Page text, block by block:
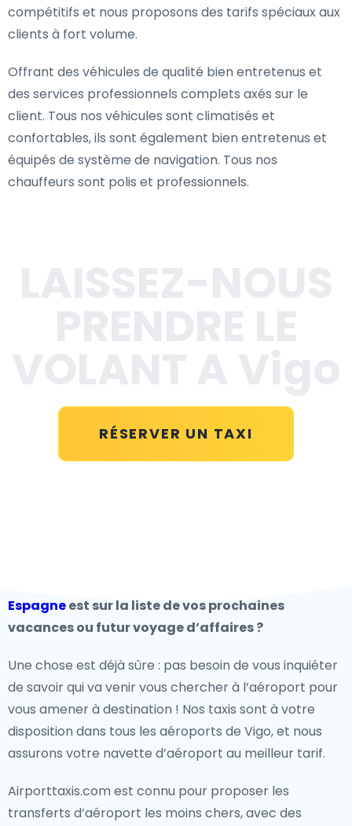
compétitifs et nous proposons des tarifs spéciaux aux
clients à fort volume.
Offrant des véhicules de qualité bien entretenus et
des services professionnels complets axés sur le
client. Tous nos véhicules sont climatisés et
confortables, ils sont également bien entretenus et
équipés de système de navigation. Tous nos
chauffeurs sont polis et professionnels.
RÉSERVER UN TAXI
Espagneest sur la liste de vos prochaines
vacances ou futur voyage d’affaires ?
Une chose est déjà sûre : pas besoin de vous inquiéter
de savoir qui va venir vous chercher à l’aéroport pour
vous amener à destination ! Nos taxis sont à votre
disposition dans tous les aéroports de Vigo, et nous
assurons votre navette d’aéroport au meilleur tarif.
Airporttaxis.com est connu pour proposer les
transferts d’aéroport les moins chers, avec des